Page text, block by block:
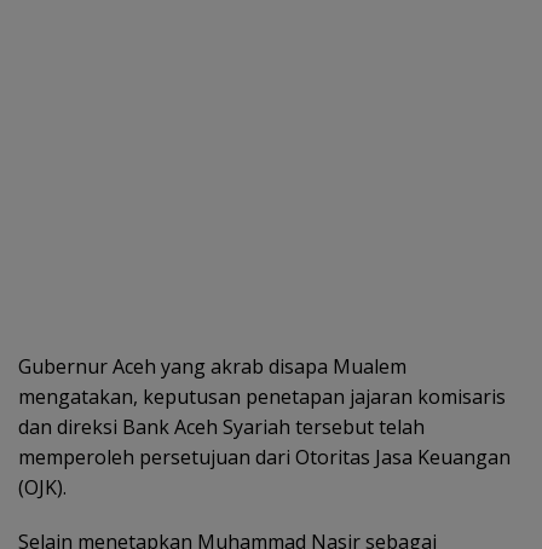
Gubernur Aceh yang akrab disapa Mualem
mengatakan, keputusan penetapan jajaran komisaris
dan direksi Bank Aceh Syariah tersebut telah
memperoleh persetujuan dari Otoritas Jasa Keuangan
(OJK).
Selain menetapkan Muhammad Nasir sebagai